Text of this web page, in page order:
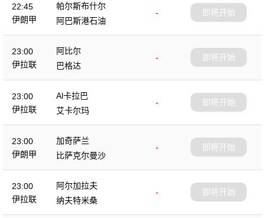
22:45
伊朗甲
帕尔斯布什尔
-
阿巴斯港石油
即将开始
23:00
伊拉联
阿比尔
-
巴格达
即将开始
23:00
伊拉联
Al卡拉巴
-
艾卡尔玛
即将开始
23:00
伊朗甲
加奇萨兰
-
比萨克尔曼沙
即将开始
23:00
伊拉联
阿尔加拉夫
-
纳夫特米桑
即将开始